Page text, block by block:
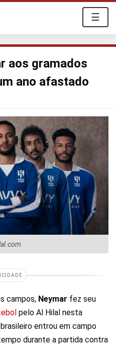
☰
aos gramados
ano afastado
campos, Neymar fez seu
pelo Al Hilal nesta
entrou em campo
durante a partida contra